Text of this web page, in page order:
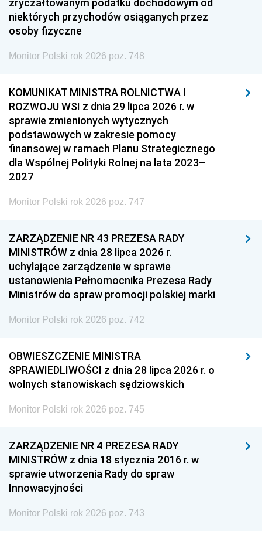
niektórych przychodów osiąganych przez
osoby fizyczne
Monitor Polski rok 2026 poz. 748
KOMUNIKAT MINISTRA ROLNICTWA I
ROZWOJU WSI z dnia 29 lipca 2026 r. w
sprawie zmienionych wytycznych
podstawowych w zakresie pomocy
finansowej w ramach Planu Strategicznego
dla Wspólnej Polityki Rolnej na lata 2023–
2027
Monitor Polski rok 2026 poz. 747
ZARZĄDZENIE NR 43 PREZESA RADY
MINISTRÓW z dnia 28 lipca 2026 r.
uchylające zarządzenie w sprawie
ustanowienia Pełnomocnika Prezesa Rady
Ministrów do spraw promocji polskiej marki
Monitor Polski rok 2026 poz. 742
OBWIESZCZENIE MINISTRA
SPRAWIEDLIWOŚCI z dnia 28 lipca 2026 r. o
wolnych stanowiskach sędziowskich
Monitor Polski rok 2026 poz. 745
ZARZĄDZENIE NR 4 PREZESA RADY
MINISTRÓW z dnia 18 stycznia 2016 r. w
sprawie utworzenia Rady do spraw
Innowacyjności
Monitor Polski rok 2026 poz. 743